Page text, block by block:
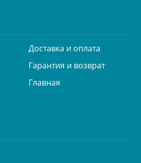
Доставка и оплата
Гарантия и возврат
Главная